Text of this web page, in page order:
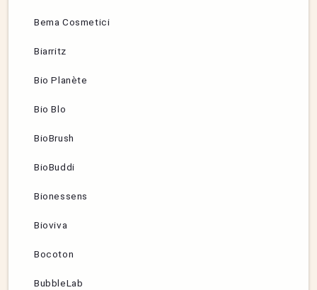
Bema Cosmetici
Biarritz
Bio Planète
Bio Blo
BioBrush
BioBuddi
Bionessens
Bioviva
Bocoton
BubbleLab